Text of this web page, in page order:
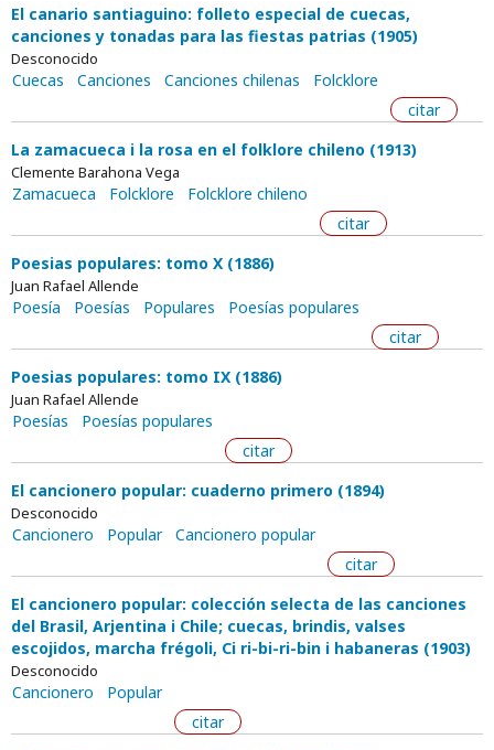
El canario santiaguino: folleto especial de cuecas,
canciones y tonadas para las fiestas patrias (1905)
Desconocido
Cuecas Canciones Canciones chilenas
Folcklore
citar
La zamacueca i la rosa en el folklore chileno (1913)
Clemente Barahona Vega
Zamacueca Folcklore
Folcklore chileno
citar
Poesias populares: tomo X (1886)
Juan Rafael Allende
Poesía Poesías Populares
Poesías populares
citar
Poesias populares: tomo IX (1886)
Juan Rafael Allende
Poesías
Poesías populares
citar
El cancionero popular: cuaderno primero (1894)
Desconocido
Cancionero Popular
Cancionero popular
citar
El cancionero popular: colección selecta de las canciones
del Brasil, Arjentina i Chile; cuecas, brindis, valses
escojidos, marcha frégoli, Ci ri-bi-ri-bin i habaneras (1903)
Desconocido
Cancionero
Popular
citar